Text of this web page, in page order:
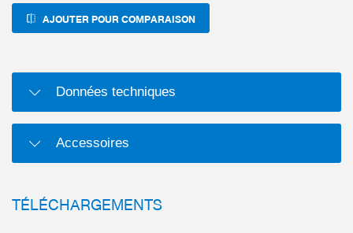
AJOUTER POUR COMPARAISON
Données techniques
Accessoires
TÉLÉCHARGEMENTS